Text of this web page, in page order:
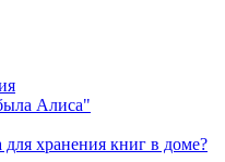
Алиса"
хранения книг в доме?